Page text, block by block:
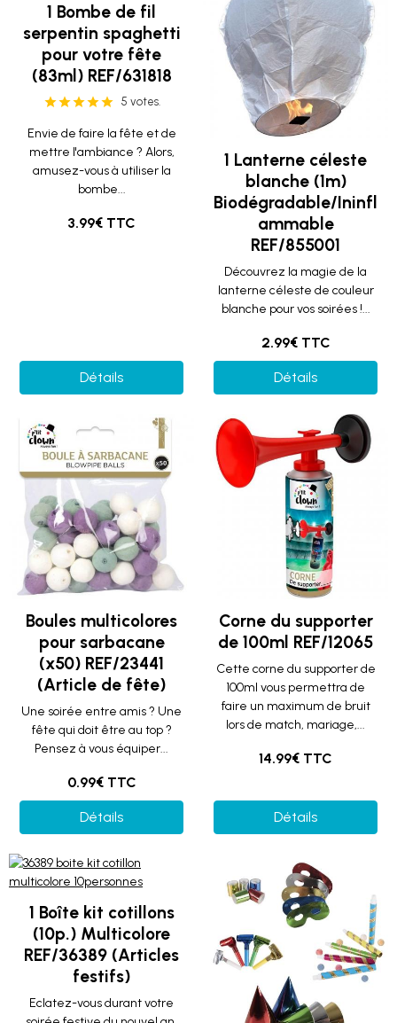
1 Bombe de fil
serpentin spaghetti
pour votre fête
(83ml) REF/631818
5 votes.
Envie de faire la fête et de
mettre l'ambiance ? Alors,
amusez-vous à utiliser la
bombe...
3.99€ TTC
Détails
1 Lanterne céleste
blanche (1m)
Biodégradable/Ininfl
ammable
REF/855001
Découvrez la magie de la
lanterne céleste de couleur
blanche pour vos soirées !...
2.99€ TTC
Détails
Boules multicolores
pour sarbacane
(x50) REF/23441
(Article de fête)
Une soirée entre amis ? Une
fête qui doit être au top ?
Pensez à vous équiper...
0.99€ TTC
Détails
Corne du supporter
de 100ml REF/12065
Cette corne du supporter de
100ml vous permettra de
faire un maximum de bruit
lors de match, mariage,...
14.99€ TTC
Détails
1 Boîte kit cotillons
(10p.) Multicolore
REF/36389 (Articles
festifs)
Eclatez-vous durant votre